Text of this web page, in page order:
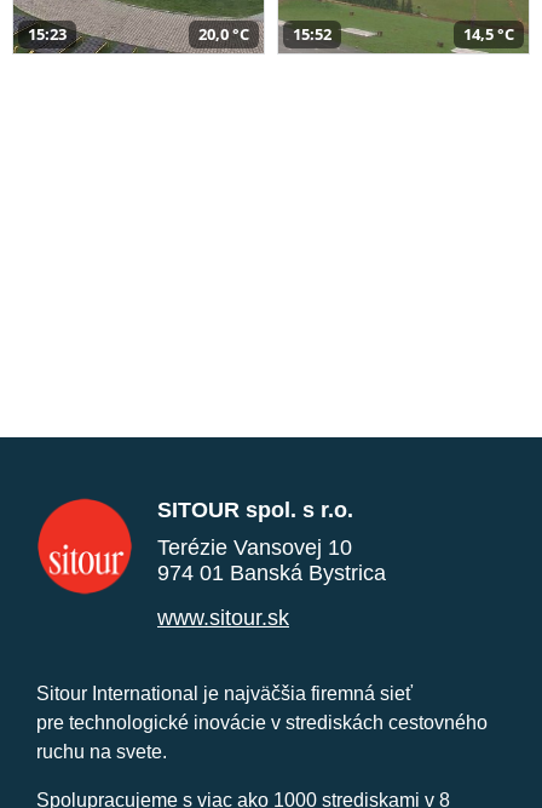
15:23 20,0 °C 15:52 14,5 °C
SITOUR spol. s r.o.
Terézie Vansovej 10
974 01 Banská Bystrica
www.sitour.sk
Sitour International je najväčšia firemná sieť
pre technologické inovácie v strediskách cestovného
ruchu na svete.
Spolupracujeme s viac ako 1000 strediskami v 8